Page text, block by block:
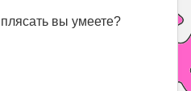
вы умеете?